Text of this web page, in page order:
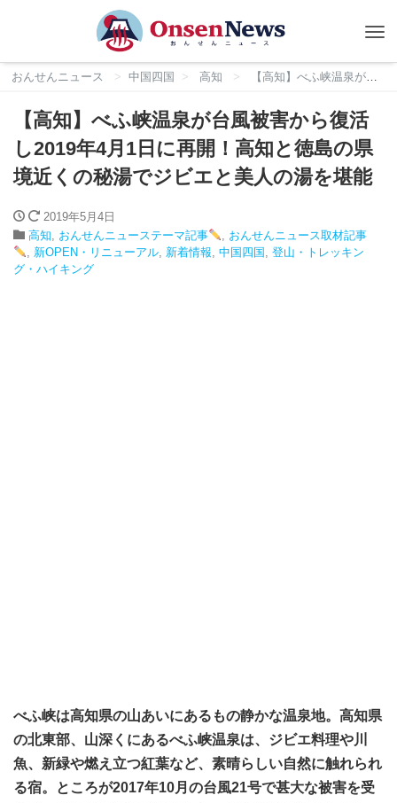
おんせんニュース 中国四国 高知 【高知】べふ峡温泉が台風被害から復活し2019年4月1日に再開！高知と徳島の県境近くの秘湯でジビエと美人の湯を堪能
【高知】べふ峡温泉が台風被害から復活
し2019年4月1日に再開！高知と徳島の県
境近くの秘湯でジビエと美人の湯を堪能
2019年5月4日
高知, おんせんニューステーマ記事 , おんせんニュース取材記事
, 新OPEN・リニューアル, 新着情報, 中国四国 , 登山・トレッキン
グ・ハイキング
べふ峡は高知県の山あいにあるもの静かな温泉地。高知県
の北東部、山深くにあるべふ峡温泉は、ジビエ料理や川
魚、新緑や燃え立つ紅葉など、素晴らしい自然に触れられ
る宿。ところが2017年10月の台風21号で甚大な被害を受